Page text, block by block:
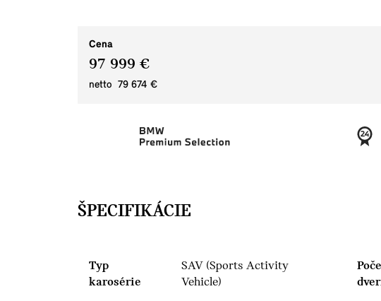
Cena
97 999 €
netto 79 674 €
ŠPECIFIKÁCIE
Typ
karosérie
SAV (Sports Activity
Vehicle)